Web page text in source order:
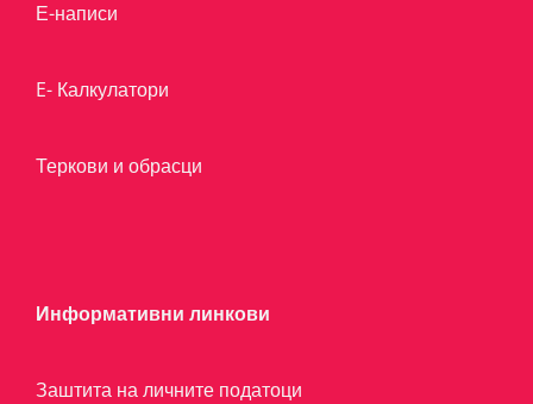
Е-написи
E- Калкулатори
Теркови и обрасци
Информативни линкови
Заштита на личните податоци